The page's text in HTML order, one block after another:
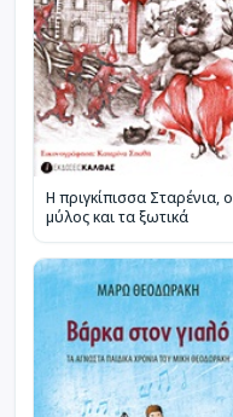
Η πριγκίπισσα Σταρένια, ο
μύλος και τα ξωτικά